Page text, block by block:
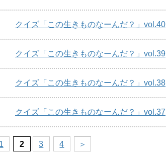
クイズ「この生きものなーんだ？」vol.40
クイズ「この生きものなーんだ？」vol.39
クイズ「この生きものなーんだ？」vol.38
クイズ「この生きものなーんだ？」vol.37
1 2 3 4 ＞